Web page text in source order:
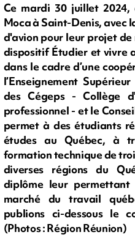
Ce mardi 30 juillet
Moca à Saint-Denis, avec
d'avion pour leur projet
dispositif Étudier et vivre
dans le cadre d’une
l’Enseignement
des Cégeps - Collège
professionnel - et le
permet à des étudiants
études au Québec, à
formation technique de
diverses régions du
diplôme leur
marché du travail
publions ci-dessous le
(Photos : Région Réunion)